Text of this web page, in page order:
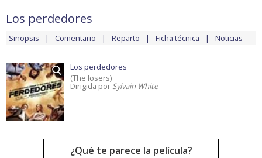
Los perdedores
Sinopsis Comentario Reparto Ficha técnica Noticias
Los perdedores
(The losers)
Dirigida por Sylvain White
¿Qué te parece la película?